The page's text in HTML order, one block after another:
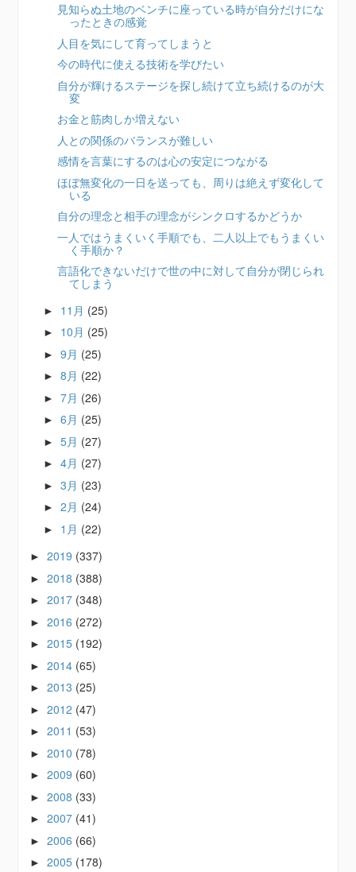
見知らぬ土地のベンチに座っている時が自分だけにな
ったときの感覚
人目を気にして育ってしまうと
今の時代に使える技術を学びたい
自分が輝けるステージを探し続けて立ち続けるのが大
変
お金と筋肉しか増えない
人との関係のバランスが難しい
感情を言葉にするのは心の安定につながる
ほぼ無変化の一日を送っても、周りは絶えず変化して
いる
自分の理念と相手の理念がシンクロするかどうか
一人ではうまくいく手順でも、二人以上でもうまくい
く手順か？
言語化できないだけで世の中に対して自分が閉じられ
てしまう
► 11月 (25)
► 10月 (25)
►9月 (25)
►8月 (22)
►7月 (26)
►6月 (25)
►5月 (27)
►4月 (27)
►3月 (23)
►2月 (24)
► 1月 (22)
►2019 (337)
►2018 (388)
►2017 (348)
►2016 (272)
►2015 (192)
►2014 (65)
►2013 (25)
►2012 (47)
►2011 (53)
►2010 (78)
►2009 (60)
►2008 (33)
►2007 (41)
►2006 (66)
►2005 (178)